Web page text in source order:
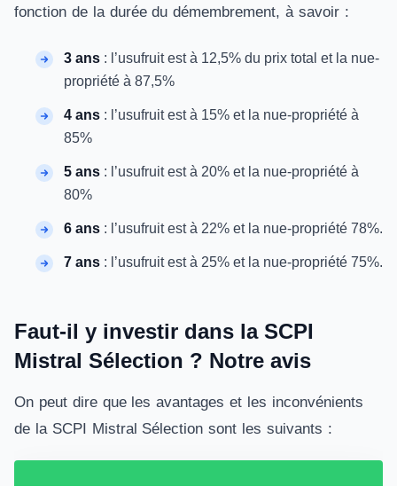
fonction de la durée du démembrement, à savoir :
3 ans : l’usufruit est à 12,5% du prix total et la nue-
propriété à 87,5%
4 ans : l’usufruit est à 15% et la nue-propriété à
85%
5 ans : l’usufruit est à 20% et la nue-propriété à
80%
6 ans : l’usufruit est à 22% et la nue-propriété 78%.
7 ans : l’usufruit est à 25% et la nue-propriété 75%.
Faut-il y investir dans la SCPI
Mistral Sélection ? Notre avis
On peut dire que les avantages et les inconvénients
de la SCPI Mistral Sélection sont les suivants :